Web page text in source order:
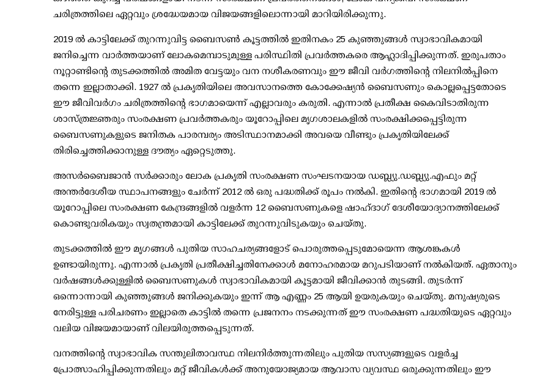
ചരിത്രത്തിലെ ഏറ്റവും ശ്രദ്ധേയമായ വിജയങ്ങളിലൊന്നായി മാറിയിരിക്കുന്നു.
2019 ല്‍ കാട്ടിലേക്ക് തുറന്നുവിട്ട ബൈസണ്‍ കൂട്ടത്തില്‍ ഇതിനകം 25 കുഞ്ഞുങ്ങള്‍ സ്വാഭാവികമായി
ജനിച്ചെന്ന വാര്‍ത്തയാണ് ലോകമെമ്പാടുമുള്ള പരിസ്ഥിതി പ്രവര്‍ത്തകരെ ആഹ്ലാദിപ്പിക്കുന്നത്. ഇരുപതാം
നൂറ്റാണ്ടിന്റെ തുടക്കത്തില്‍ അമിത വേട്ടയും വന നശീകരണവും ഈ ജീവി വര്‍ഗത്തിന്റെ നിലനില്‍പ്പിനെ
തന്നെ ഇല്ലാതാക്കി. 1927 ല്‍ പ്രകൃതിയിലെ അവസാനത്തെ കോക്കേഷ്യന്‍ ബൈസണും കൊല്ലപ്പെട്ടതോടെ
ഈ ജീവിവര്‍ഗം ചരിത്രത്തിന്റെ ഭാഗമായെന്ന് എല്ലാവരും കരുതി. എന്നാല്‍ പ്രതീക്ഷ കൈവിടാതിരുന്ന
ശാസ്ത്രജ്ഞരും സംരക്ഷണ പ്രവര്‍ത്തകരും യൂറോപ്പിലെ മൃഗശാലകളില്‍ സംരക്ഷിക്കപ്പെട്ടിരുന്ന
ബൈസണുകളുടെ ജനിതക പാരമ്പര്യം അടിസ്ഥാനമാക്കി അവയെ വീണ്ടും പ്രകൃതിയിലേക്ക്
തിരിച്ചെത്തിക്കാനുള്ള ദൗത്യം ഏറ്റെടുത്തു.
അസര്‍ബൈജാന്‍ സര്‍ക്കാരും ലോക പ്രകൃതി സംരക്ഷണ സംഘടനയായ ഡബ്ല്യു.ഡബ്ല്യു.എഫും മറ്റ്
അന്തര്‍ദേശീയ സ്ഥാപനങ്ങളും ചേര്‍ന്ന് 2012 ല്‍ ഒരു പദ്ധതിക്ക് രൂപം നല്‍കി. ഇതിന്റെ ഭാഗമായി 2019 ല്‍
യൂറോപ്പിലെ സംരക്ഷണ കേന്ദ്രങ്ങളില്‍ വളര്‍ന്ന 12 ബൈസണുകളെ ഷാഹ്ദാഗ് ദേശീയോദ്യാനത്തിലേക്ക്
കൊണ്ടുവരികയും സ്വതന്ത്രമായി കാട്ടിലേക്ക് തുറന്നുവിടുകയും ചെയ്തു.
തുടക്കത്തില്‍ ഈ മൃഗങ്ങള്‍ പുതിയ സാഹചര്യങ്ങളോട് പൊരുത്തപ്പെടുമോയെന്ന ആശങ്കകള്‍
ഉണ്ടായിരുന്നു. എന്നാല്‍ പ്രകൃതി പ്രതീക്ഷിച്ചതിനേക്കാള്‍ മനോഹരമായ മറുപടിയാണ് നല്‍കിയത്. ഏതാനും
വര്‍ഷങ്ങള്‍ക്കുള്ളില്‍ ബൈസണുകള്‍ സ്വാഭാവികമായി കൂട്ടമായി ജീവിക്കാന്‍ തുടങ്ങി. തുടര്‍ന്ന്
ഒന്നൊന്നായി കുഞ്ഞുങ്ങള്‍ ജനിക്കുകയും ഇന്ന് ആ എണ്ണം 25 ആയി ഉയരുകയും ചെയ്തു. മനുഷ്യരുടെ
നേരിട്ടുള്ള പരിചരണം ഇല്ലാതെ കാട്ടില്‍ തന്നെ പ്രജനനം നടക്കുന്നത് ഈ സംരക്ഷണ പദ്ധതിയുടെ ഏറ്റവും
വലിയ വിജയമായാണ് വിലയിരുത്തപ്പെടുന്നത്.
വനത്തിന്റെ സ്വാഭാവിക സന്തുലിതാവസ്ഥ നിലനിര്‍ത്തുന്നതിലും പുതിയ സസ്യങ്ങളുടെ വളര്‍ച്ച
പ്രോത്സാഹിപ്പിക്കുന്നതിലും മറ്റ് ജീവികള്‍ക്ക് അനുയോജ്യമായ ആവാസ വ്യവസ്ഥ ഒരുക്കുന്നതിലും ഈ